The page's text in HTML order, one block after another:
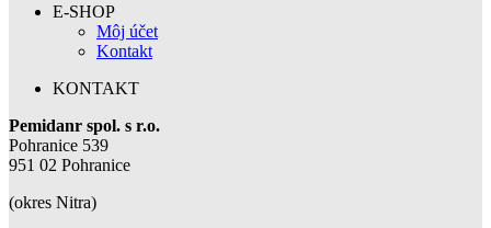
E-SHOP
Môj účet
Kontakt
KONTAKT
Pemidanr spol. s r.o.
Pohranice 539
951 02 Pohranice
(okres Nitra)